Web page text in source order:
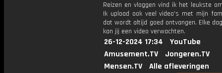
Reizen en vloggen vind ik het leukste
Ik upload ook veel video's met mijn
dat wordt altijd goed ontvangen. Elke
kan jij een video verwachten.
26-12-2024 17:34
YouTube
Amusement.TV
Jongeren.TV
Mensen.TV
Alle afleveringen